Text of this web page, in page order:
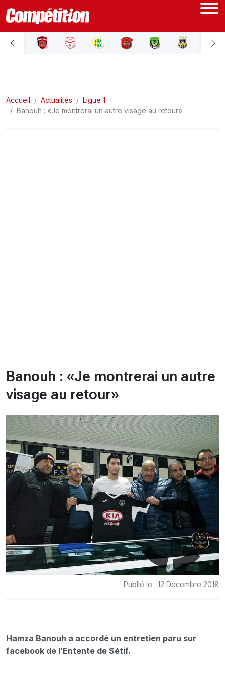
ACCUEIL
LIGUE 2
Accueil Actualités
Ligue 1
Banouh : «Je montrerai un autre visage au retour»
Banouh : «Je montrerai un autre
visage au retour»
Publié le : 12 Décembre 2018
Hamza Banouh a accordé un entretien paru sur
facebook de l’Entente de Sétif.